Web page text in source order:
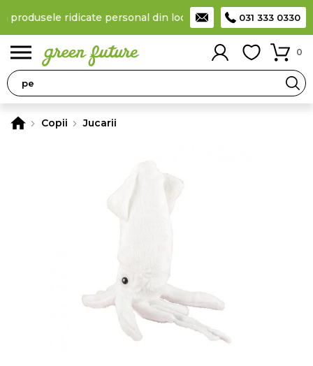
produsele ridicate personal din locker Taxă de livrare 11,99
031 333 0330
0
Copii Jucarii